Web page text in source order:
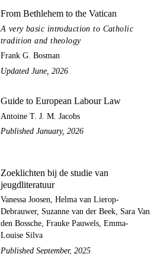
From Bethlehem to the Vatican
A very basic introduction to Catholic
tradition and theology
Frank G. Bosman
Updated June, 2026
Guide to European Labour Law
Antoine T. J. M. Jacobs
Published January, 2026
Zoeklichten bij de studie van
jeugdliteratuur
Vanessa Joosen, Helma van Lierop-
Debrauwer, Suzanne van der Beek, Sara Van
den Bossche, Frauke Pauwels, Emma-
Louise Silva
Published September, 2025